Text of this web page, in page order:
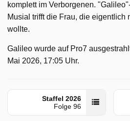
komplett im Verborgenen.
Musial trifft die Frau, die eigentlich
wollte.
Galileo wurde auf Pro7
Mai 2026, 17:05 Uhr.
Staffel 2026
Folge 96